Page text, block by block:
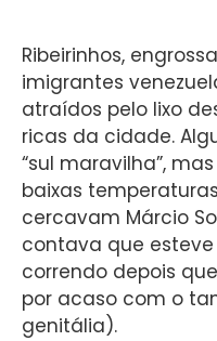
Ribeirinhos,
imigrantes
atraídos pelo lixo
ricas da cidade.
“sul maravilha”,
baixas
cercavam Márcio
contava que esteve
correndo depois
por acaso com o
genitália).